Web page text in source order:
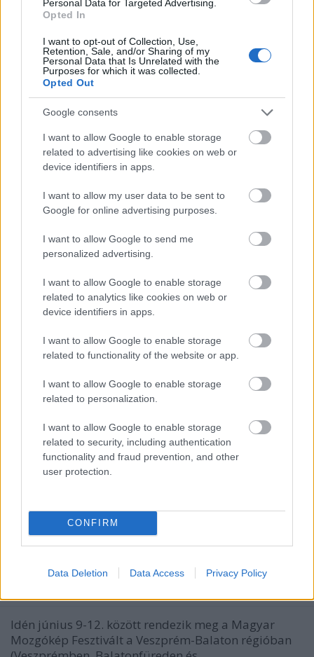
Personal Data for Targeted Advertising.
Opted In
I want to opt-out of Collection, Use,
Retention, Sale, and/or Sharing of my
Personal Data that Is Unrelated with the
Purposes for which it was collected.
Opted Out
Google consents
I want to allow Google to enable storage
related to advertising like cookies on web or
device identifiers in apps.
I want to allow my user data to be sent to
Google for online advertising purposes.
I want to allow Google to send me
personalized advertising.
I want to allow Google to enable storage
related to analytics like cookies on web or
device identifiers in apps.
I want to allow Google to enable storage
related to functionality of the website or app.
I want to allow Google to enable storage
related to personalization.
I want to allow Google to enable storage
related to security, including authentication
functionality and fraud prevention, and other
user protection.
CONFIRM
Data Deletion Data Access Privacy Policy
A játszmával kezdődik a 2. Magyar
Mozgókép Fesztivál
filmvilág•2022. június 08.
Három városban, Veszprémben, Balatonfüreden és
Balatonalmádiban, kilenc helyszínen közel száz
magyar filmet láthatnak a filmbarátok június 9. és
12. között. Füreden az Egészséges erotika vetítésével
a fesztivál megemlékezik a nemrégiben elhunyt
színészóriásról, Haumann Péterről. A közönség idén
Ezek a Magyar Mozgókép Díj idei
jelöltjei
Idén június 9-12. között rendezik meg a Magyar
Mozgókép Fesztivált a Veszprém-Balaton régióban